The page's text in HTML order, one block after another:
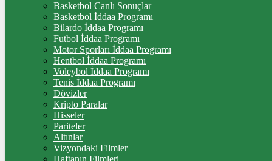
10.903,00%2,54
TAM ALTIN
43.427,00%2,54
%2,39
%-0,14
Basketbol Canlı Sonuçlar
Basketbol İddaa Programı
Bilardo İddaa Programı
Futbol İddaa Programı
Motor Sporları İddaa Programı
Hentbol İddaa Programı
Voleybol İddaa Programı
Tenis İddaa Programı
Dövizler
Kripto Paralar
Hisseler
Pariteler
Altınlar
Vizyondaki Filmler
Haftanın Filmleri